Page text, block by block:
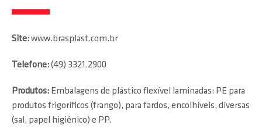
Site:www.brasplast.com.br
Telefone:(49) 3321.2900
Produtos: Embalagens de plástico flexível laminadas: PE para
produtos frigoríficos (frango), para fardos, encolhíveis, diversas
(sal, papel higiênico) e PP.